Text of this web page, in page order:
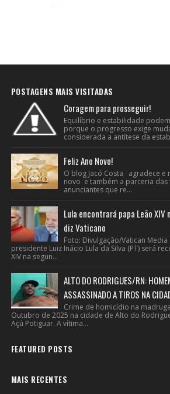
POSTAGENS MAIS VISITADAS
Coragem para prosseguir!
Equilíbrio e estabilidade
porque o progresso exige
considerada a antítese da
Feliz Ano Novo!
O blog Jacó Costa agradece e
novo e também a parceria
anunciantes que re...
Lula encontrará papa Leão
diz Vaticano
Foto: Divulgação/Vatican Media
presidente Luiz Inácio Lula da Silva (PT) será
XIV na segun...
ALTO DO RODRIGUES/RN:
ASSASSINADO A TIROS NA
Crime de homicídio na
Outubro de 2025 na cidade de Alto do
Açú Potiguar. A vítima...
FEATURED POSTS
MAIS RECENTES